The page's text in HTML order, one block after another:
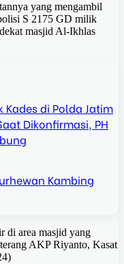
yang mengambil
S 2175 GD milik
masjid Al-Ikhlas
Kades di Polda Jatim
Dikonfirmasi, PH
Kambing
di area masjid yang
AKP Riyanto, Kasat